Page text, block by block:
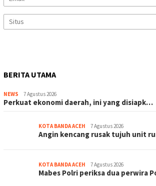
BERITA UTAMA
NEWS 7 Agustus 2026
Perkuat ekonomi daerah, ini yang disiapk…
KOTA BANDA ACEH 7 Agustus 2026
Angin kencang rusak tujuh unit
KOTA BANDA ACEH 7 Agustus 2026
Mabes Polri periksa dua perwira